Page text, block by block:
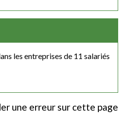
les entreprises de 11 salariés
une erreur sur cette page